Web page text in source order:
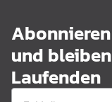
und
Laufenden